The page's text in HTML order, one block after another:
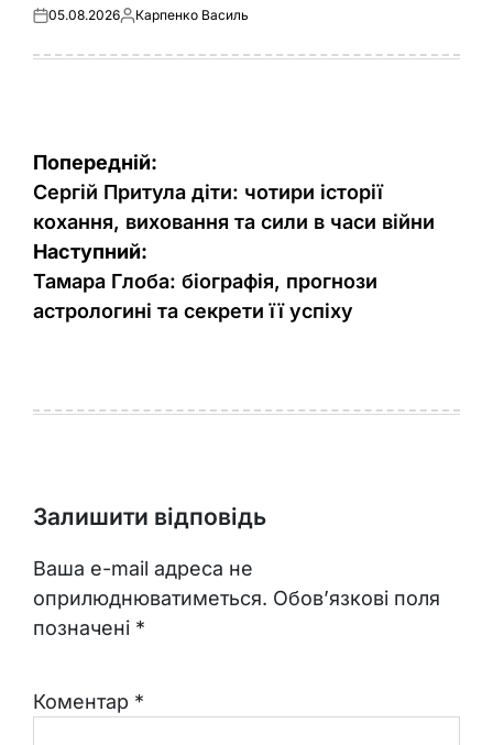
Оприлюднено
05.08.2026Опубліковано
Карпенко Василь
Навігація
записів
Попередній:
Сергій Притула діти: чотири історії
кохання, виховання та сили в часи війни
Наступний:
Тамара Глоба: біографія, прогнози
астрологині та секрети її успіху
Залишити відповідь
Ваша e-mail адреса не
оприлюднюватиметься. Обов’язкові поля
позначені *
Коментар *